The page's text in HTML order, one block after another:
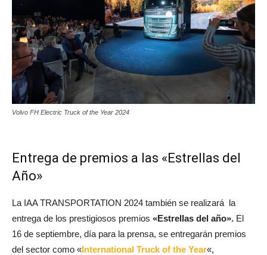
Volvo FH Electric Truck of the Year 2024
Entrega de premios a las «Estrellas del
Año»
La IAA TRANSPORTATION 2024 también se realizará la
entrega de los prestigiosos premios «Estrellas del año». El
16 de septiembre, día para la prensa, se entregarán premios
del sector como «International Truck of the Year«,